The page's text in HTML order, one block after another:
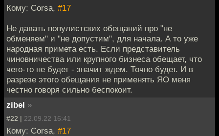
Кому: Corsa, #17
Не давать популистских обещаний про "не
обменяем" и "не допустим", для начала. А то уже
народная примета есть. Если представитель
чиновничества или крупного бизнеса обещает, что
чего-то не будет - значит ждем. Точно будет. И в
разрезе этого обещания не применять ЯО меня
честно говоря сильно беспокоит.
zibel »
#22 | 22.09.22 16:41
Кому: Corsa, #17